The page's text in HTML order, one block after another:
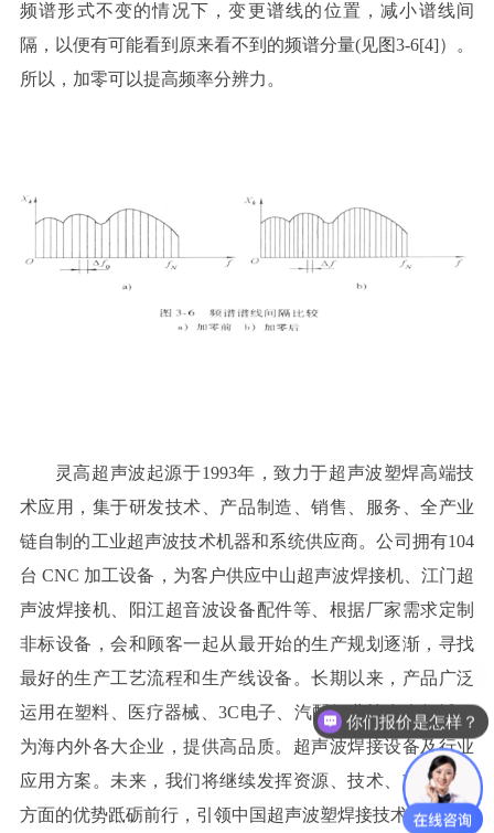
频谱形式不变的情况下，变更谱线的位置，减小谱线间
隔，以便有可能看到原来看不到的频谱分量(见图3-6[4]）。
所以，加零可以提高频率分辨力。
灵高超声波起源于1993年，致力于超声波塑焊高端技
术应用，集于研发技术、产品制造、销售、服务、全产业
链自制的工业超声波技术机器和系统供应商。公司拥有104
台CNC 加工设备，为客户供应中山超声波焊接机、江门超
声波焊接机、阳江超音波设备配件等、根据厂家需求定制
非标设备，会和顾客一起从最开始的生产规划逐渐，寻找
最好的生产工艺流程和生产线设备。长期以来，产品广泛
运用在塑料、医疗器械、3C电子、汽配行业等多个领域。
为海内外各大企业，提供高品质。超声波焊接设备及行业
应用方案。未来，我们将继续发挥资源、技术、市场等多
方面的优势䟡砺前行，引领中国超声波塑焊接技术发展。
你们报价是怎样？